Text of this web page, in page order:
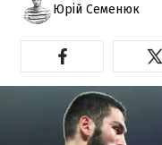
Юрій Семенюк